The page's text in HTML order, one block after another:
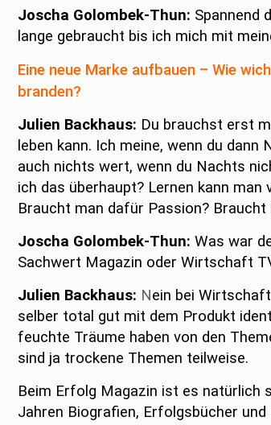
Joscha Golombek-Thun: Spannend
lange gebraucht bis ich mich mit
Eine neue Marke aufbauen – Wie
branden?
Julien Backhaus: Du brauchst erst
leben kann. Ich meine, wenn du
auch nichts wert, wenn du Nachts
ich das überhaupt? Lernen kann
Braucht man dafür Passion?
Joscha Golombek-Thun: Was war
Sachwert Magazin oder Wirtschaft
Julien Backhaus: Nein bei
selber total gut mit dem Produkt
feuchte Träume haben von den
sind ja trockene Themen teilweise.
Beim Erfolg Magazin ist es natürlich
Jahren Biografien, Erfolgsbücher